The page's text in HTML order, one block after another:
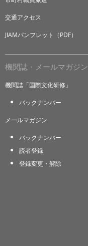
交通アクセス
JIAMパンフレット（PDF）
機関誌・メールマガジン
機関誌「国際文化研修」
バックナンバー
メールマガジン
バックナンバー
読者登録
登録変更・解除